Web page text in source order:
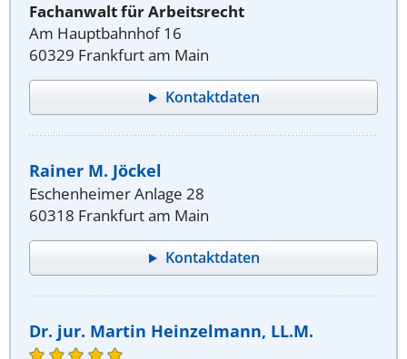
Fachanwalt für Arbeitsrecht
Am Hauptbahnhof 16
60329 Frankfurt am Main
Kontaktdaten
Rainer M. Jöckel
Eschenheimer Anlage 28
60318 Frankfurt am Main
Kontaktdaten
Dr. jur. Martin Heinzelmann, LL.M.